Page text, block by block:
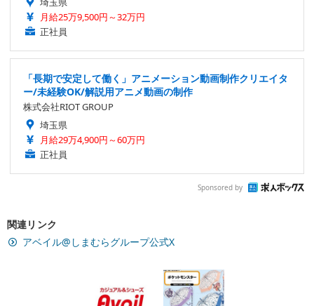
月給25万9,500円～32万円
正社員
「長期で安定して働く」アニメーション動画制作クリエイタ
ー/未経験OK/解説用アニメ動画の制作
株式会社RIOT GROUP
埼玉県
月給29万4,900円～60万円
正社員
Sponsored by
関連リンク
アベイル@しまむらグループ公式X